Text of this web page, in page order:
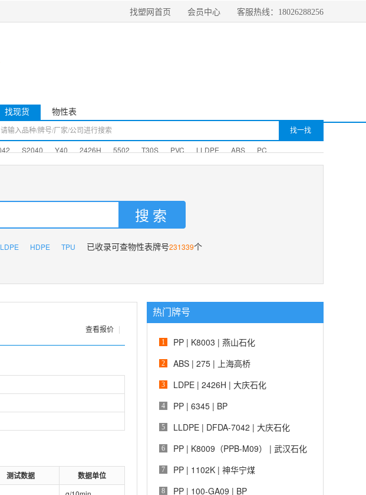
找塑网首页 会员中心 客服热线：18026288256
找现货 物性表
S2040 Y40 2426H 5502 T30S PVC LLDPE ABS PC
HDPE TPU 已收录可查物性表牌号231339个
查看报价
测试数据
数据单位
热门牌号
1 PP | K8003 | 燕山石化
2 ABS | 275 | 上海高桥
3 LDPE | 2426H | 大庆石化
4 PP | 6345 | BP
5 LLDPE | DFDA-7042 | 大庆石化
6 PP | K8009（PPB-M09） | 武汉石化
7 PP | 1102K | 神华宁煤
8 PP | 100-GA09 | BP